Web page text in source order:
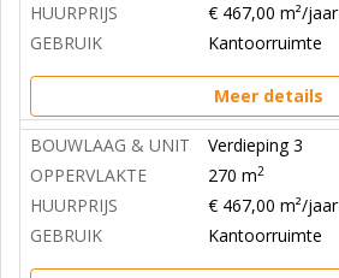
HUURPRIJS
€ 467,00 m²/jaar
GEBRUIK
Kantoorruimte
Meer details
BOUWLAAG & UNIT
Verdieping 3
OPPERVLAKTE
270 m2
HUURPRIJS
€ 467,00 m²/jaar
GEBRUIK
Kantoorruimte